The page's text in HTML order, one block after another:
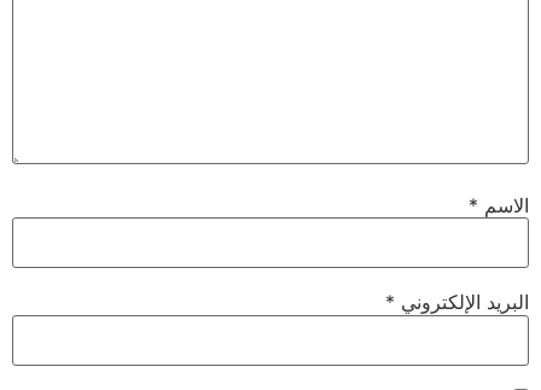
*